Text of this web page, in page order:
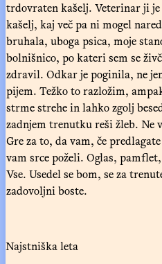
trdovraten kašelj. Veterinar ji
kašelj, kaj več pa ni mogel
bruhala, uboga psica, moje
bolnišnico, po kateri sem se
zdravil. Odkar je poginila, ne
pijem. Težko to razložim,
strme strehe in lahko zgolj
zadnjem trenutku reši žleb. Ne
Gre za to, da vam, če
vam srce poželi. Oglas,
Vse. Usedel se bom, se za
zadovoljni boste.
Najstniška leta